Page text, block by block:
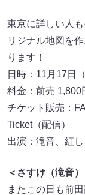
東京に詳しい人
リジナル地図を
ります！
日時：11月17日
料金：前売 1,800
チケット販売：
Ticket（配信）
出演：滝音、紅
＜さすけ（滝音
またこの日も前